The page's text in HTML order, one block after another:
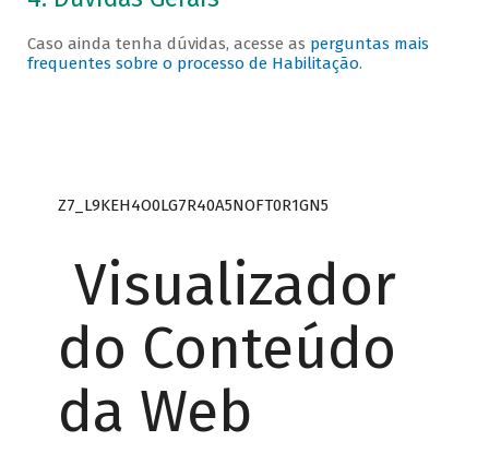
Caso ainda tenha dúvidas, acesse as perguntas mais
frequentes sobre o processo de Habilitação.
Z7_L9KEH4O0LG7R40A5NOFT0R1GN5
Visualizador
do Conteúdo
da Web